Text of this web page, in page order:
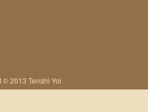
© 2013 Tenshi Yoi